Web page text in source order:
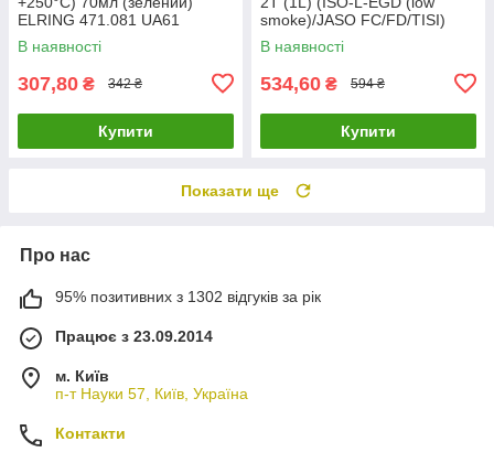
ELRING 471.081 UA61
В наявності
307,80 ₴ 342 ₴
Купити
smoke)/JASO FC/FD/TISI)
(API TC (TSC-3) ROWE
20032-0010-99 UA61
В наявності
534,60 ₴ 594 ₴
Купити
Показати ще
Про нас
95% позитивних з 1302 відгуків за рік
Працює з 23.09.2014
м. Київ
п-т Науки 57, Київ, Україна
Контакти